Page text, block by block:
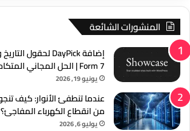
المنشورات الشائعة
Form 7 | الحل المجاني المتكامل
يونيو 19, 2026
من انقطاع الكهرباء المفاجئ؟
يوليو 6, 2026